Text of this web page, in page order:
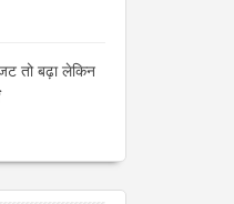
तो बढ़ा लेकिन